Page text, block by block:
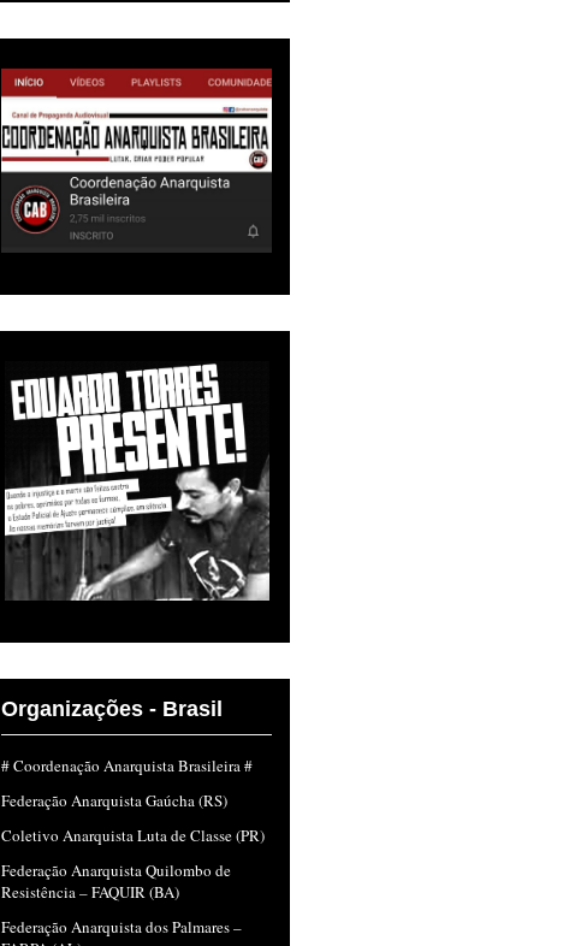
Organizações - Brasil
# Coordenação Anarquista Brasileira #
Federação Anarquista Gaúcha (RS)
Coletivo Anarquista Luta de Classe (PR)
Federação Anarquista Quilombo de
Resistência – FAQUIR (BA)
Federação Anarquista dos Palmares –